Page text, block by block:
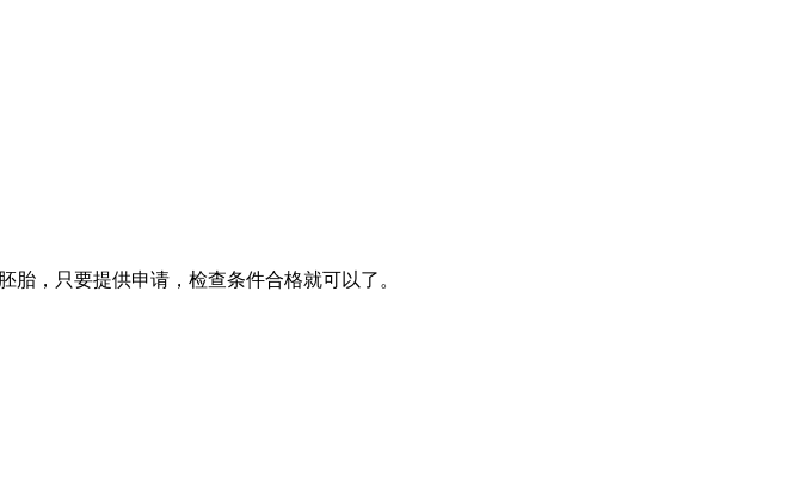
，只要提供申请，检查条件合格就可以了。